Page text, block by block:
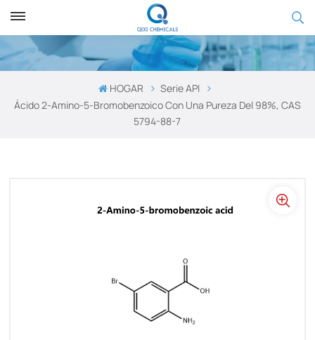
HOGAR
Serie API
Ácido 2-Amino-5-Bromobenzoico Con Una Pureza Del 98%, CAS
5794-88-7